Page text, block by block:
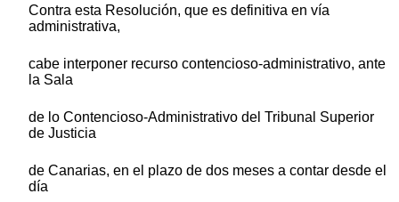
Contra esta Resolución, que es definitiva en vía
administrativa,
cabe interponer recurso contencioso-administrativo, ante
la Sala
de lo Contencioso-Administrativo del Tribunal Superior
de Justicia
de Canarias, en el plazo de dos meses a contar desde el
día